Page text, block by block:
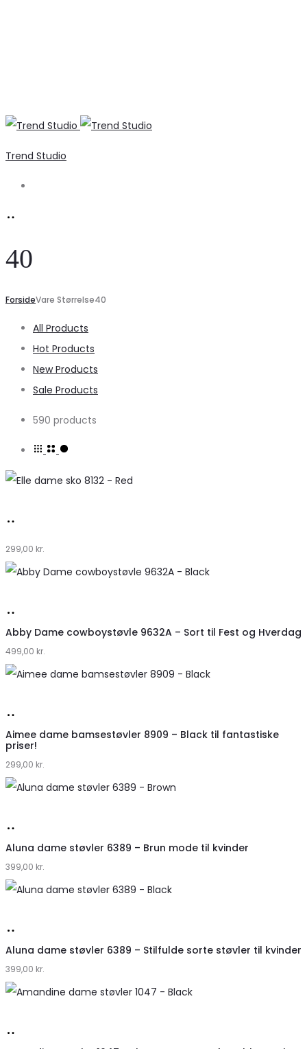
Trend Studio
40
ForsideVare Størrelse40
All Products
Hot Products
New Products
Sale Products
590 products
299,00 kr.
hos
Klædeskabet.dk
Abby Dame cowboystøvle 9632A – Sort til Fest og Hverdag
499,00 kr.
hos
Aimee dame bamsestøvler 8909 – Black til fantastiske
priser!
299,00 kr.
hos
Klædeskabet.dk
Aluna dame støvler 6389 – Brun mode til kvinder
399,00 kr.
hos
Klædeskabet.dk
Aluna dame støvler 6389 – Stilfulde sorte støvler til kvinder
399,00 kr.